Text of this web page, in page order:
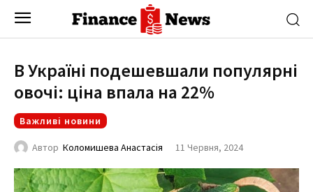
В Україні подешевшали популярні
овочі: ціна впала на 22%
Важливі новини
Автор Коломишева Анастасія 11 Червня, 2024